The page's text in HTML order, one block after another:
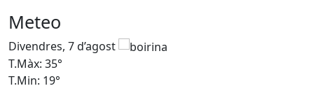
Meteo
Divendres, 7 d’agost
T.Màx: 35°
T.Min: 19°